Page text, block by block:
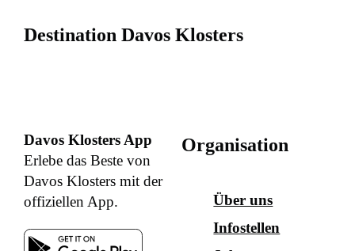
Destination Davos Klosters
Davos Klosters App
Erlebe das Beste von
Davos Klosters mit der
offiziellen App.
Organisation
Über uns
Infostellen